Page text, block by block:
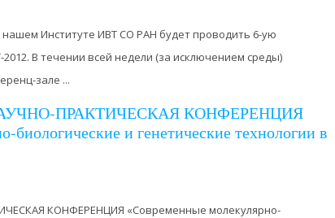
Институте ИВТ СО РАН будет проводить 6-ую
В течении всей недели (за исключением среды)
зале ...
ПРАКТИЧЕСКАЯ КОНФЕРЕНЦИЯ
биологические и генетические технологии в
КОНФЕРЕНЦИЯ «Современные молекулярно-